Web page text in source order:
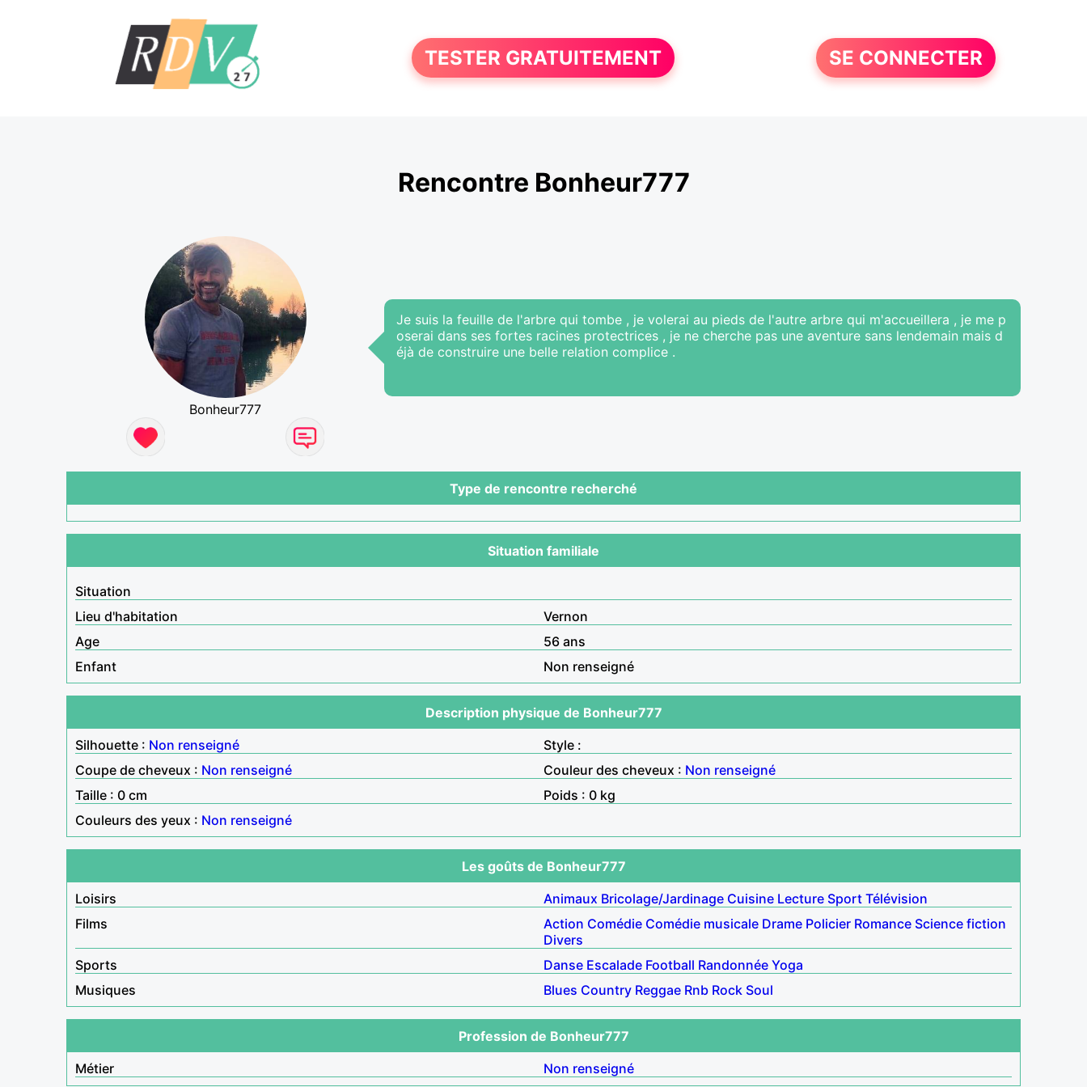
TESTER GRATUITEMENT SE CONNECTER
Rencontre Bonheur777
Bonheur777
Je suis la feuille de l'arbre qui tombe , je volerai au pieds de l'autre arbre qui m'accueillera , je me p
oserai dans ses fortes racines protectrices , je ne cherche pas une aventure sans lendemain mais d
éjà de construire une belle relation complice .
Type de rencontre recherché
Situation familiale
Situation
Lieu d'habitation
Vernon
Age
56 ans
Enfant
Non renseigné
Description physique de Bonheur777
Silhouette : Non renseigné
Style :
Coupe de cheveux : Non renseigné Couleur des cheveux : Non renseigné
Taille : 0 cm
Poids : 0 kg
Couleurs des yeux : Non renseigné
Les goûts de Bonheur777
Loisirs
Animaux Bricolage/Jardinage Cuisine Lecture Sport Télévision
Films
Action Comédie Comédie musicale Drame Policier Romance Science fiction
Divers
Sports
Danse Escalade Football Randonnée Yoga
Musiques
Blues Country Reggae Rnb Rock Soul
Profession de Bonheur777
Métier
Non renseigné